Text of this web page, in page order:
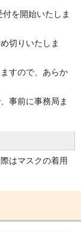
を開始いたしま
切りいたしま
すので、あらか
事前に事務局ま
はマスクの着用